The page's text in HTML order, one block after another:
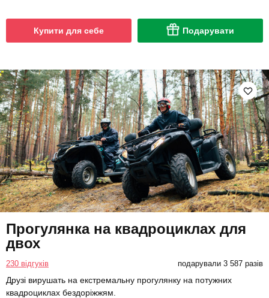
Купити для себе Подарувати
Прогулянка на квадроциклах для
двох
230 відгуків подарували 3 587 разів
Друзі вирушать на екстремальну прогулянку на потужних
квадроциклах бездоріжжям.